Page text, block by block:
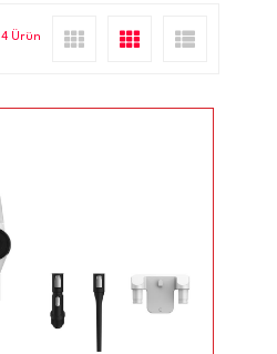
4 Ürün